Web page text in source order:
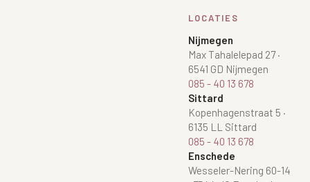
LOCATIES
Nijmegen
Max Tahalelepad 27·
6541 GD Nijmegen
085 - 40 13 678
Sittard
Kopenhagenstraat 5 ·
6135 LL Sittard
085 - 40 13 678
Enschede
Wesseler-Nering 60-14